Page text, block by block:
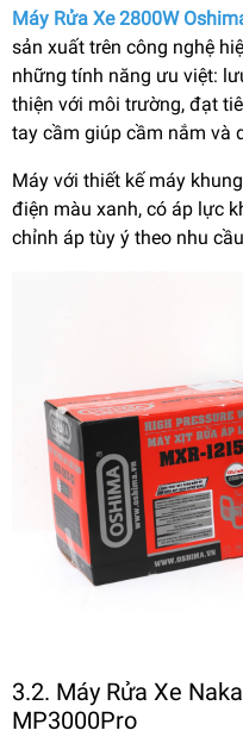
Máy Rửa Xe 2800W
sản xuất trên công nghệ
những tính năng ưu việt:
thiện với môi trường, đạt
tay cầm giúp cầm nắm và
Máy với thiết kế máy
điện màu xanh, có áp lực
chỉnh áp tùy ý theo nhu
3.2. Máy Rửa Xe
MP3000Pro